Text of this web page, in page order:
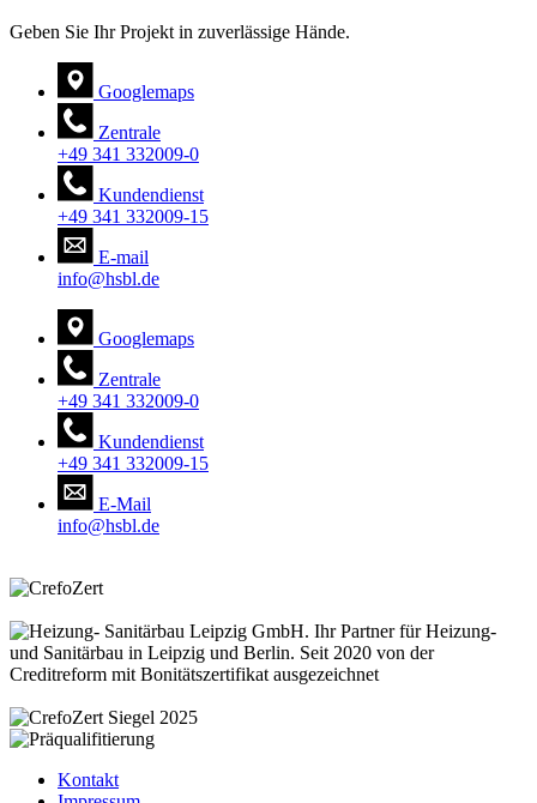
Geben Sie Ihr Projekt in zuverlässige Hände.
Googlemaps
Zentrale
+49 341 332009-0
Kundendienst
+49 341 332009-15
E-mail
info@hsbl.de
Googlemaps
Zentrale
+49 341 332009-0
Kundendienst
+49 341 332009-15
E-Mail
info@hsbl.de
Kontakt